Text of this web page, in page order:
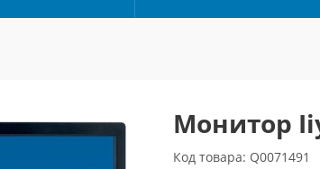
Монитор
Код товара: Q0071491